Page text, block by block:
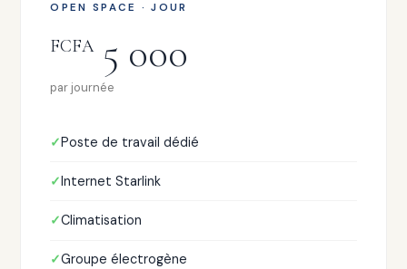
OPEN SPACE · JOUR
FCFA5 000
par journée
Poste de travail dédié
Internet Starlink
Climatisation
Groupe électrogène